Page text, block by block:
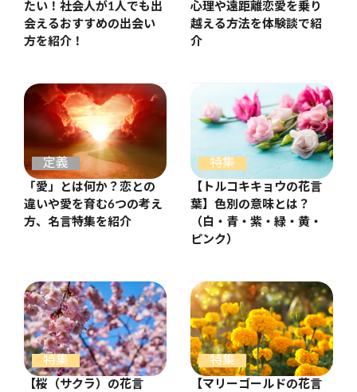
たい！社会人が1人でも出
会えるおすすめの出会い
方を紹介！
心理や遠距離恋愛を乗り
越える方法を体験談で紹
介
定義
「愛」とは何か？恋との
違いや愛を育む6つの考え
方、名言特集を紹介
特集
【トルコキキョウの花言
葉】色別の意味とは？
（白・青・紫・緑・黄・
ピンク）
特集
【桜（サクラ）の花言
特集
【マリーゴールドの花言